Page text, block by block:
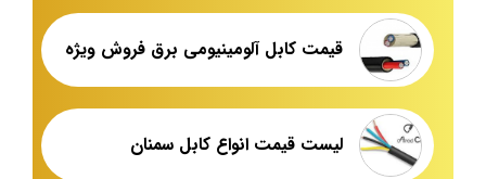
قیمت کابل آلومینیومی برق فروش ویژه
لیست قیمت انواع کابل سمنان